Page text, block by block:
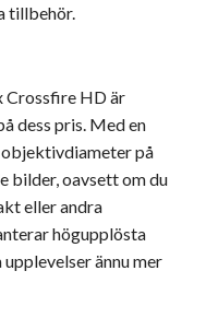
tillbehör.
Crossfire HD är
dess pris. Med en
på
bilder, oavsett om du
eller andra
högupplösta
ännu mer